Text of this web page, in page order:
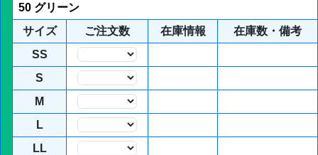
50 グリーン
サイズ
ご注文数 在庫情報
在庫数・備考
SS
S
M
L
LL